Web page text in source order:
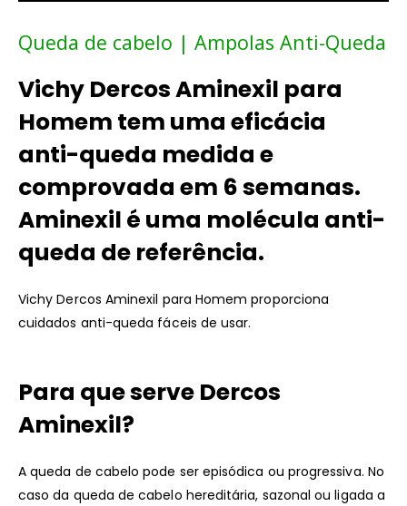
Queda de cabelo | Ampolas Anti-Queda
Vichy Dercos Aminexil para
Homem tem uma eficácia
anti-queda medida e
comprovada em 6 semanas.
Aminexil é uma molécula anti-
queda de referência.
Vichy Dercos Aminexil para Homem proporciona
cuidados anti-queda fáceis de usar.
Para que serve Dercos
Aminexil?
A queda de cabelo pode ser episódica ou progressiva. No
caso da queda de cabelo hereditária, sazonal ou ligada a